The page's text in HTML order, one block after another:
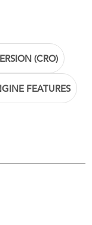
(CRO)
FEATURES